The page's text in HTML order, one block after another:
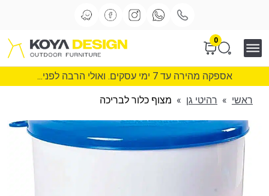
0
אספקה מהירה עד 7 ימי עסקים. ואולי הרבה לפני...
ראשי » רהיטי גן » מצוף כלור לבריכה